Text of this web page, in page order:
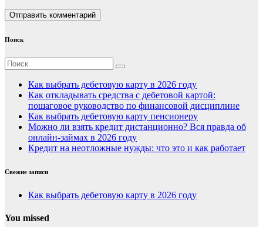
Поиск
Как выбрать дебетовую карту в 2026 году
Как откладывать средства с дебетовой картой:
пошаговое руководство по финансовой дисциплине
Как выбрать дебетовую карту пенсионеру
Можно ли взять кредит дистанционно? Вся правда об
онлайн-займах в 2026 году
Кредит на неотложные нужды: что это и как работает
Свежие записи
Как выбрать дебетовую карту в 2026 году
You missed